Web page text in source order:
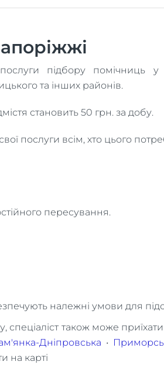
підбору помічниць у
та інших районів.
становить 50 грн. за добу.
послуги всім, хто цього
пересування.
належні умови для
спеціаліст також може
Дніпровська •
на карті